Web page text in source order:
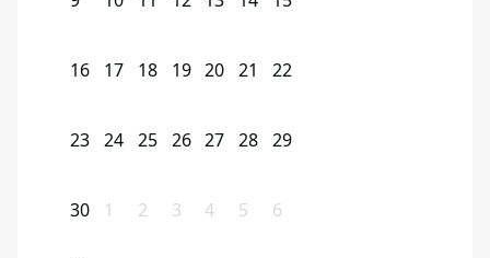
16 17 18 19 20 21 22
23 24 25 26 27 28 29
30 1 2 3 4 5 6